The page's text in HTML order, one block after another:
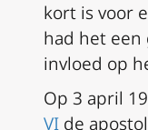
kort is voor
had het
invloed op
Op 3 april
VI de